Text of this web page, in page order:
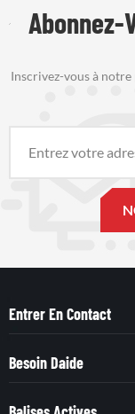
Abonnez-
Inscrivez-vous à
Entrer En Contact
Besoin Daide